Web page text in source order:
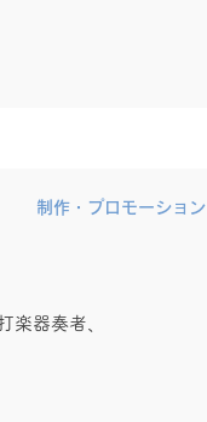
制作・プロモーション
楽器奏者、